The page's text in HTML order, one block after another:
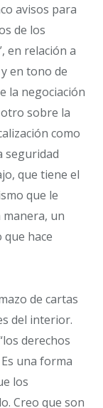
avisos para
de los
en relación a
en tono de
la negociación
sobre la
como
seguridad
que tiene el
que le
un
hace
de cartas
del interior.
derechos
una forma
los
Creo que son